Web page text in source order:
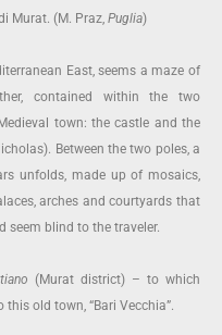
Murat. (M. Praz, Puglia)
East, seems a maze of
contained within the two
town: the castle and the
Between the two poles, a
unfolds, made up of mosaics,
arches and courtyards that
seem blind to the traveler.
(Murat district) – to which
old town, “Bari Vecchia”.